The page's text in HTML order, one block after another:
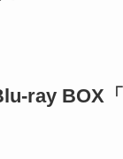
ray BOX